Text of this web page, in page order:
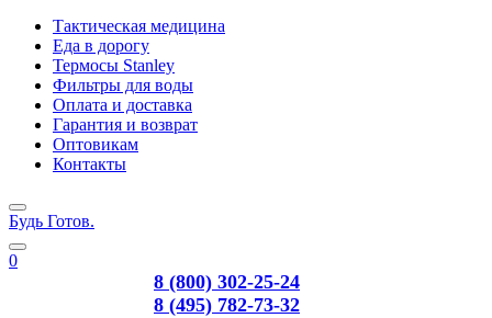
Тактическая медицина
Еда в дорогу
Термосы Stanley
Фильтры для воды
Оплата и доставка
Гарантия и возврат
Оптовикам
Контакты
Будь Готов.
0
8 (800) 302-25-24
8 (495) 782-73-32